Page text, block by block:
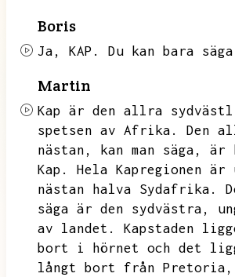
Boris
Ja, KAP. Du kan bara säga
Martin
Kap är den allra
spetsen av Afrika.
Den
nästan,
kan man säga,
är
Kap.
Hela Kapregionen
nästan halva Sydafrika.
säga är den sydvästra,
av landet.
Kapstaden
bort i hörnet och det
långt bort från Pretoria,